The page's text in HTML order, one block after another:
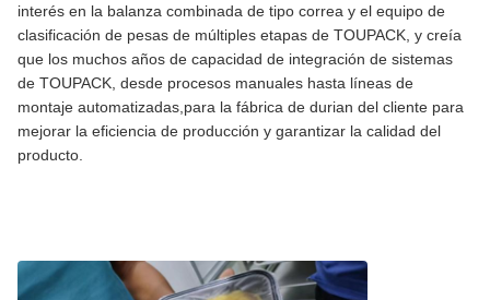
interés en la balanza combinada de tipo correa y el equipo de
clasificación de pesas de múltiples etapas de TOUPACK, y creía
que los muchos años de capacidad de integración de sistemas
de TOUPACK, desde procesos manuales hasta líneas de
montaje automatizadas,para la fábrica de durian del cliente para
mejorar la eficiencia de producción y garantizar la calidad del
producto.